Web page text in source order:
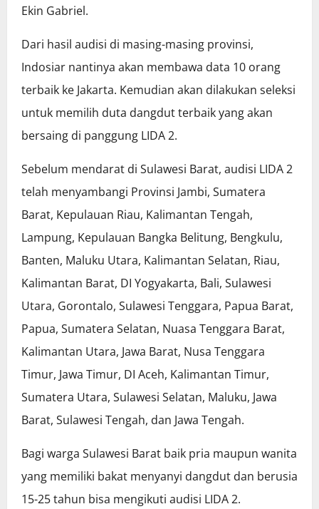
Ekin Gabriel.
Dari hasil audisi di masing-masing provinsi,
Indosiar nantinya akan membawa data 10 orang
terbaik ke Jakarta. Kemudian akan dilakukan seleksi
untuk memilih duta dangdut terbaik yang akan
bersaing di panggung LIDA 2.
Sebelum mendarat di Sulawesi Barat, audisi LIDA 2
telah menyambangi Provinsi Jambi, Sumatera
Barat, Kepulauan Riau, Kalimantan Tengah,
Lampung, Kepulauan Bangka Belitung, Bengkulu,
Banten, Maluku Utara, Kalimantan Selatan, Riau,
Kalimantan Barat, DI Yogyakarta, Bali, Sulawesi
Utara, Gorontalo, Sulawesi Tenggara, Papua Barat,
Papua, Sumatera Selatan, Nuasa Tenggara Barat,
Kalimantan Utara, Jawa Barat, Nusa Tenggara
Timur, Jawa Timur, DI Aceh, Kalimantan Timur,
Sumatera Utara, Sulawesi Selatan, Maluku, Jawa
Barat, Sulawesi Tengah, dan Jawa Tengah.
Bagi warga Sulawesi Barat baik pria maupun wanita
yang memiliki bakat menyanyi dangdut dan berusia
15-25 tahun bisa mengikuti audisi LIDA 2.